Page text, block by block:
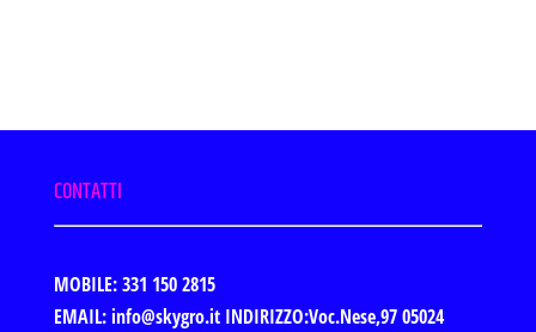
CONTATTI
MOBILE: 331 150 2815
EMAIL: info@skygro.it INDIRIZZO:Voc.Nese,97 05024